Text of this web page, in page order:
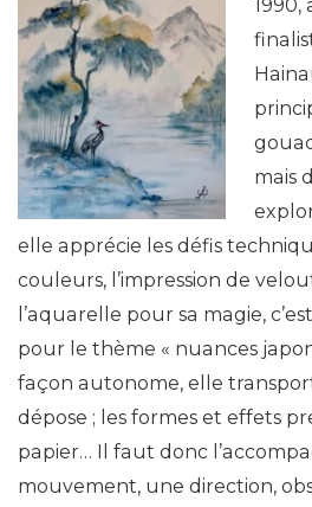
1990,
mais
elle apprécie les défis
couleurs, l’impression de
l’aquarelle pour sa magie,
pour le thème « nuances
façon autonome, elle
dépose ; les formes et effets
papier… Il faut donc
mouvement, une direction,